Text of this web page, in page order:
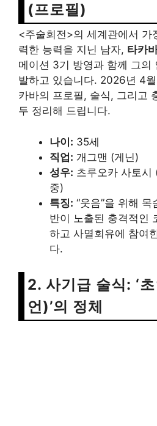
(프로필)
<주술회전>의 세계관에서 가
력한 능력을 지닌 남자, 타카
메이션 3기 방영과 함께 그의
발하고 있습니다. 2026년 4
카바의 프로필, 술식, 그리고
두 정리해 드립니다.
나이: 35세
직업: 개그맨 (게닌)
성우: 츠루오카 사토시
중)
특징: “웃음”을 위해
반이 노출된 충격적인
하고 사멸회유에 참여
다.
2. 사기급 술식: ‘
언)’의 정체